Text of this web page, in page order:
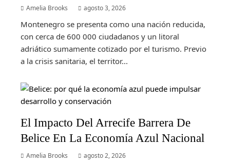
Amelia Brooks agosto 3, 2026
Montenegro se presenta como una nación reducida,
con cerca de 600 000 ciudadanos y un litoral
adriático sumamente cotizado por el turismo. Previo
a la crisis sanitaria, el territor...
El Impacto Del Arrecife Barrera De
Belice En La Economía Azul Nacional
Amelia Brooks agosto 2, 2026